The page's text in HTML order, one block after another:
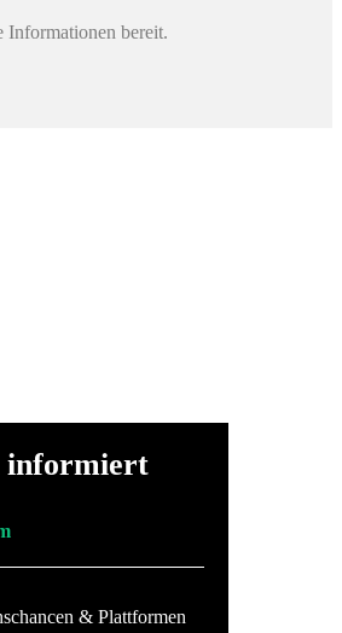
Informationen bereit.
informiert
& Plattformen